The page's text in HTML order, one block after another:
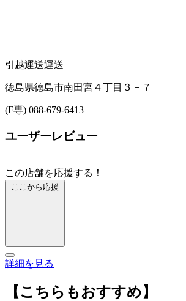
引越運送運送
徳島県徳島市南田宮４丁目３－７
(F専) 088-679-6413
ユーザーレビュー
この店舗を応援する！
ここから応援
詳細を見る
【こちらもおすすめ】